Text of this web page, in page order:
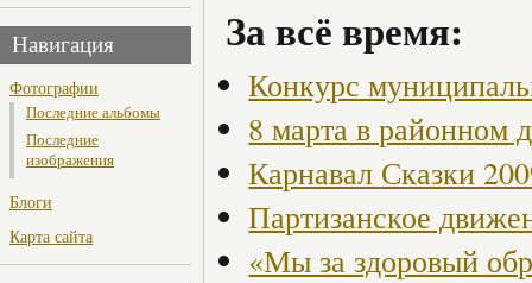
Навигация
Фотографии
Последние альбомы
Последние
изображения
Блоги
Карта сайта
За всё время:
Конкурс
8 марта в районном
Карнавал Сказки
Партизанское
«Мы за здоровый